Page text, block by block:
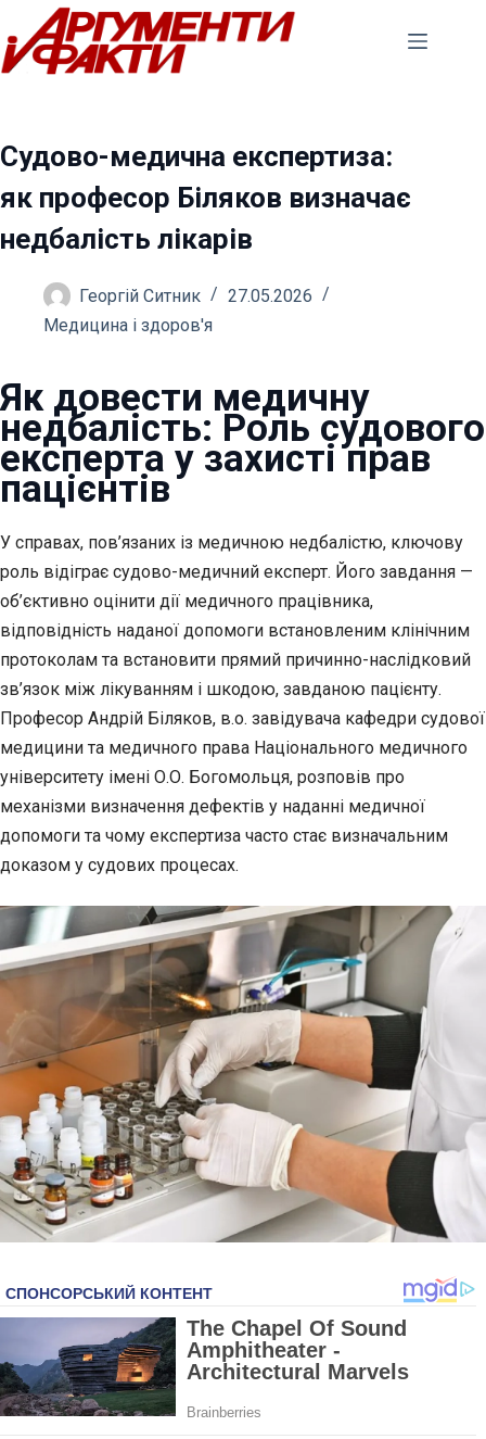
Перейти
до
вмісту
Судово-медична експертиза:
як професор Біляков визначає
недбалість лікарів
Георгій Ситник
27.05.2026
Медицина і здоров'я
Як довести медичну
недбалість: Роль судового
експерта у захисті прав
пацієнтів
У справах, пов’язаних із медичною недбалістю, ключову
роль відіграє судово-медичний експерт. Його завдання —
об’єктивно оцінити дії медичного працівника,
відповідність наданої допомоги встановленим клінічним
протоколам та встановити прямий причинно-наслідковий
зв’язок між лікуванням і шкодою, завданою пацієнту.
Професор Андрій Біляков, в.о. завідувача кафедри судової
медицини та медичного права Національного медичного
університету імені О.О. Богомольця, розповів про
механізми визначення дефектів у наданні медичної
допомоги та чому експертиза часто стає визначальним
доказом у судових процесах.